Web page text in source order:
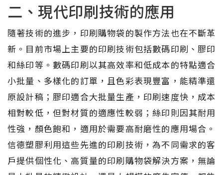
二、現代印刷技術的應用
隨著技術的進步，印刷購物袋的製作方法也在不斷革
新。目前市場上主要的印刷技術包括數碼印刷、膠印
和絲印等。數碼印刷以其高效率和低成本的特點適合
小批量、多樣化的訂單，且色彩表現豐富，能精準還
原設計稿；膠印適合大批量生產，印刷速度快，成本
相對較低，但對材質的適應性較弱；絲印則因其耐用
性強，顏色飽和，適用於需要高耐磨性的應用場合。
信德塑膠利用這些先進的印刷技術，為不同需求的客
戶提供個性化、高質量的印刷購物袋解決方案，無論